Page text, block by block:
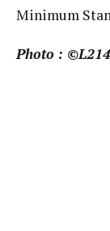
Minimum
Photo : ©L214